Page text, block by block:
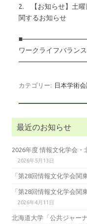
2. 【お知らせ】土曜
関するお知らせ
ワークライフバラン
カテゴリー: 日本学術
最近のお知らせ
2026年度 情報文化学会
2026年5月13日
「第28回情報文化学会関
「第28回情報文化学会関
2026年4月11日
北海道大学「公共ジャー